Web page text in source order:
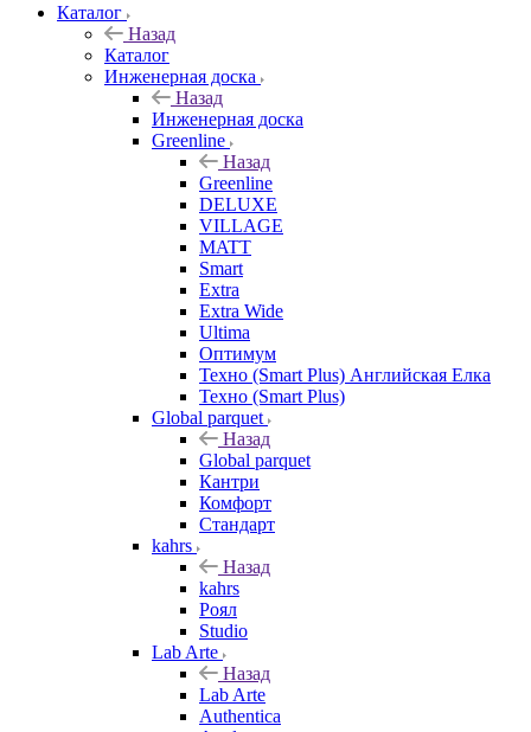
Каталог
Назад
Каталог
Инженерная доска
Назад
Инженерная доска
Greenline
Назад
Greenline
DELUXE
VILLAGE
MATT
Smart
Extra
Extra Wide
Ultima
Оптимум
Техно (Smart Plus) Английская Елка
Техно (Smart Plus)
Global parquet
Назад
Global parquet
Кантри
Комфорт
Стандарт
kahrs
Назад
kahrs
Роял
Studio
Lab Arte
Назад
Lab Arte
Authentica